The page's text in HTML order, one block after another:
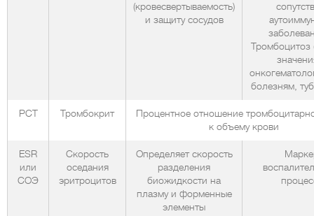
(кровесвертываемость)
и защиту сосудов
Тромбоцитоз
болезням,
PCT Тромбокрит
Процентное отношение
к объему крови
ESR
или
СОЭ
Скорость
оседания
эритроцитов
Определяет скорость
разделения
биожидкости на
плазму и форменные
элементы